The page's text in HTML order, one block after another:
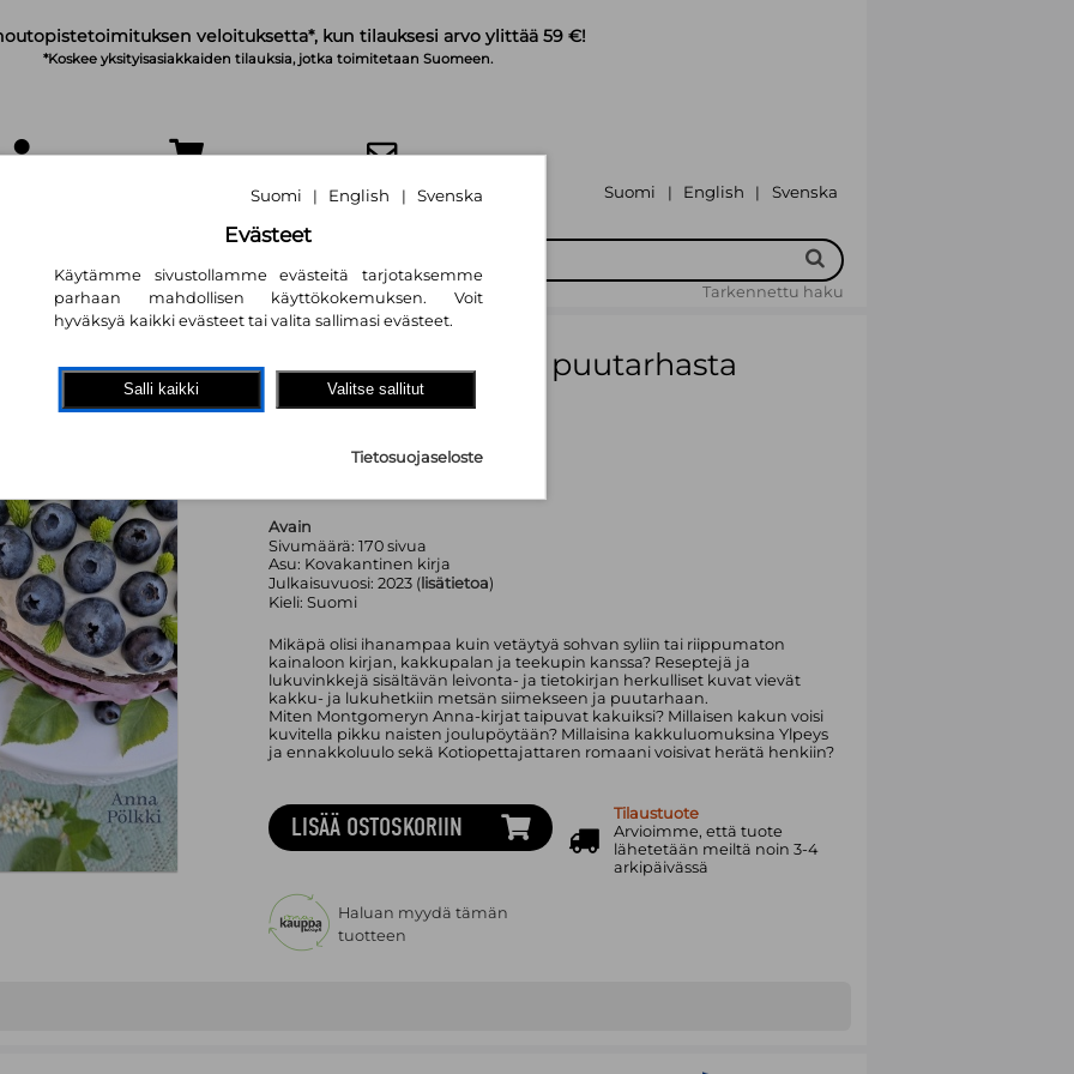
veloituksetta*, kun tilauksesi arvo ylittää 59 €!
*Koskee yksityisasiakkaiden tilauksia, jotka toimitetaan Suomeen.
TILAA UUTISKIRJE Suomi | English | Svenska
Tarkennettu haku
Kakkuja salaisesta puutarhasta
Anna Pölkki
25,30 €
Avain
Sivumäärä: 170sivua
Asu: Kovakantinen kirja
Julkaisuvuosi: 2023 (lisätietoa)
Kieli: Suomi
Mikäpä olisi ihanampaa kuin vetäytyä sohvan syliin tai riippumaton
kainaloon kirjan, kakkupalan ja teekupin kanssa? Reseptejä ja
lukuvinkkejä sisältävän leivonta- ja tietokirjan herkulliset kuvat vievät
kakku- ja lukuhetkiin metsän siimekseen ja puutarhaan.
Miten Montgomeryn Anna-kirjat taipuvat kakuiksi? Millaisen kakun voisi
kuvitella pikku naisten joulupöytään? Millaisina kakkuluomuksina Ylpeys
ja ennakkoluulo sekä Kotiopettajattaren romaani voisivat herätä henkiin?
LISÄÄ OSTOSKORIIN
Tilaustuote
Arvioimme, että tuote
lähetetään meiltä noin 3-4
arkipäivässä
Haluan myydä tämän
tuotteen
Suomi | English | Svenska
Evästeet
Käytämme sivustollamme evästeitä tarjotaksemme
parhaan mahdollisen käyttökokemuksen. Voit
hyväksyä kaikki evästeet tai valita sallimasi evästeet.
Salli kaikki Valitse sallitut
Tietosuojaseloste